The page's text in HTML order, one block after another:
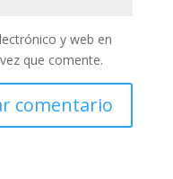
y web en
que comente.